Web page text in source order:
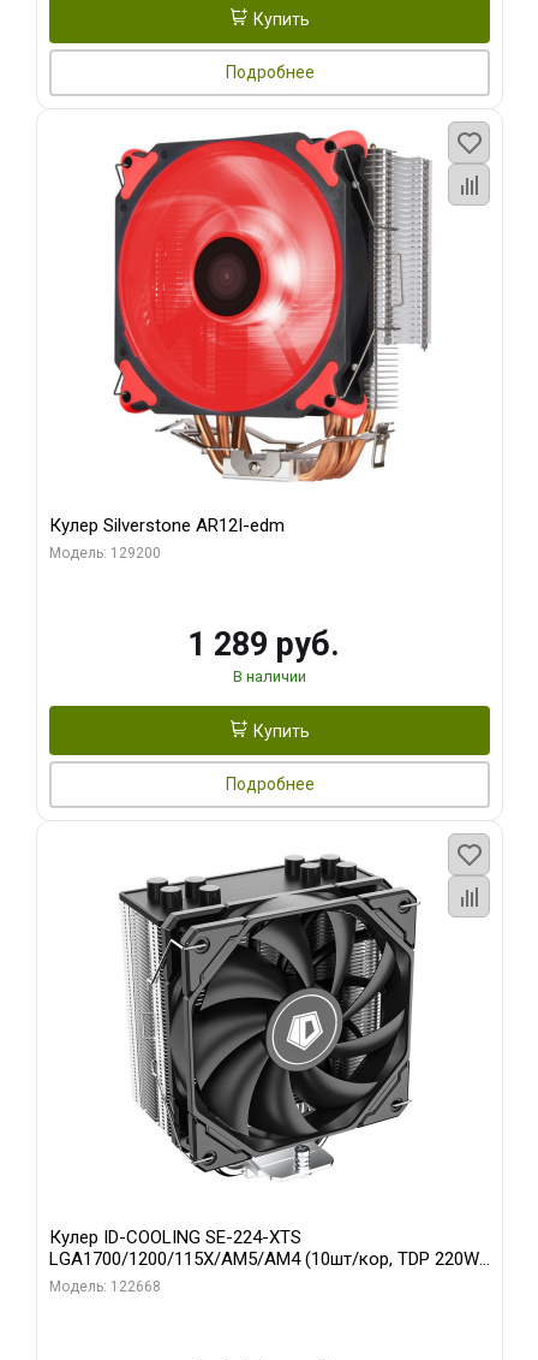
Купить
Подробнее
Кулер Silverstone AR12I-edm
Модель: 129200
1 289 руб.
В наличии
Купить
Подробнее
Кулер ID-COOLING SE-224-XTS
LGA1700/1200/115X/AM5/AM4 (10шт/кор, TDP 220W,
PWM, 4 тепл.трубки прямого контакта, FAN 120mm)
Модель: 122668